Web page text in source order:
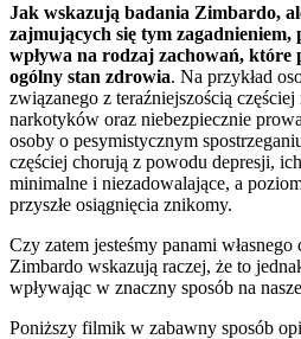
Jak wskazują badania Zimbardo,
zajmujących się tym zagadnieniem,
wpływa na rodzaj zachowań, które
ogólny stan zdrowia. Na przykład
związanego z teraźniejszością
narkotyków oraz niebezpiecznie
osoby o pesymistycznym
częściej chorują z powodu depresji,
minimalne i niezadowalające, a
przyszłe osiągnięcia znikomy.
Czy zatem jesteśmy panami własnego
Zimbardo wskazują raczej, że to
wpływając w znaczny sposób na
Poniższy filmik w zabawny sposób